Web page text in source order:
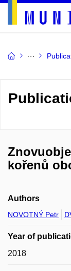
kořenů
Authors
NOVOTNÝ Petr
Year of
2018